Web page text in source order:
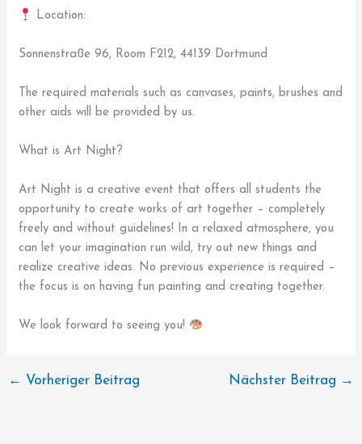
Location:
Sonnenstraße 96, Room F212, 44139 Dortmund
The required materials such as canvases, paints, brushes and
other aids will be provided by us.
What is Art Night?
Art Night is a creative event that offers all students the
opportunity to create works of art together – completely
freely and without guidelines! In a relaxed atmosphere, you
can let your imagination run wild, try out new things and
realize creative ideas. No previous experience is required –
the focus is on having fun painting and creating together.
We look forward to seeing you!
← Vorheriger Beitrag Nächster Beitrag →